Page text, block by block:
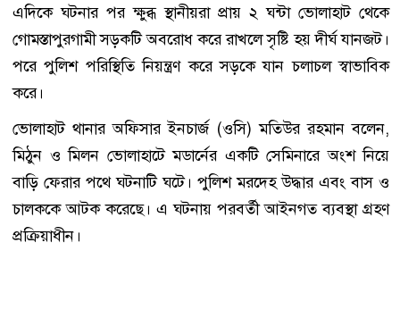
এদিকে ঘটনার পর ক্ষুব্ধ স্থানীয়রা প্রায় ২ ঘন্টা ভোলাহাট থেকে
গোমস্তাপুরগামী সড়কটি অবরোধ করে রাখলে সৃষ্টি হয় দীর্ঘ যানজট।
পরে পুলিশ পরিস্থিতি নিয়ন্ত্রণ করে সড়কে যান চলাচল স্বাভাবিক
করে।
ভোলাহাট থানার অফিসার ইনচার্জ (ওসি) মতিউর রহমান বলেন,
মিঠুন ও মিলন ভোলাহাটে মডার্নের একটি সেমিনারে অংশ নিয়ে
বাড়ি ফেরার পথে ঘটনাটি ঘটে। পুলিশ মরদেহ উদ্ধার এবং বাস ও
চালককে আটক করেছে। এ ঘটনায় পরবর্তী আইনগত ব্যবস্থা গ্রহণ
প্রক্রিয়াধীন।